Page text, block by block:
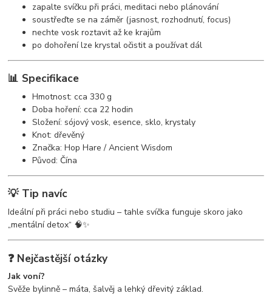
zapalte svíčku při práci, meditaci nebo plánování
soustřeďte se na záměr (jasnost, rozhodnutí, focus)
nechte vosk roztavit až ke krajům
po dohoření lze krystal očistit a používat dál
📊 Specifikace
Hmotnost: cca 330 g
Doba hoření: cca 22 hodin
Složení: sójový vosk, esence, sklo, krystaly
Knot: dřevěný
Značka: Hop Hare / Ancient Wisdom
Původ: Čína
💡 Tip navíc
Ideální při práci nebo studiu – tahle svíčka funguje skoro jako
„mentální detox“ 🧠✨
❓ Nejčastější otázky
Jak voní?
Svěže bylinně – máta, šalvěj a lehký dřevitý základ.